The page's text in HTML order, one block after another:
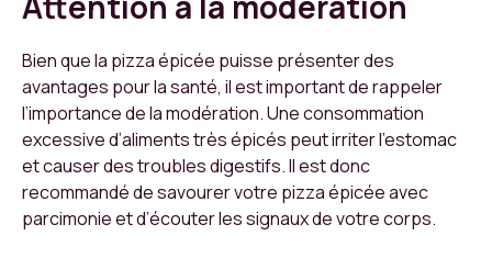
Bien que la pizza épicée puisse présenter des
avantages pour la santé, il est important de rappeler
l’importance de la modération. Une consommation
excessive d’aliments très épicés peut irriter l’estomac
et causer des troubles digestifs. Il est donc
recommandé de savourer votre pizza épicée avec
parcimonie et d’écouter les signaux de votre corps.